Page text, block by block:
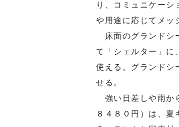
り、コミュニケーシ
や用途に応じてメッ
床面のグランドシ
て「シェルター」に
使える。グランドシ
せる。
強い日差しや雨か
８４８０円）は、